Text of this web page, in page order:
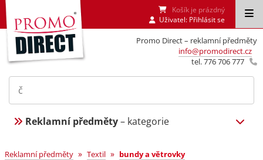
Promo Direct – reklamní předměty
info@promodirect.cz
tel. 776 706 777
Košík je prázdný
Uživatel: Přihlásit se
Reklamní předměty– kategorie
Reklamní předměty » Textil » bundy a větrovky